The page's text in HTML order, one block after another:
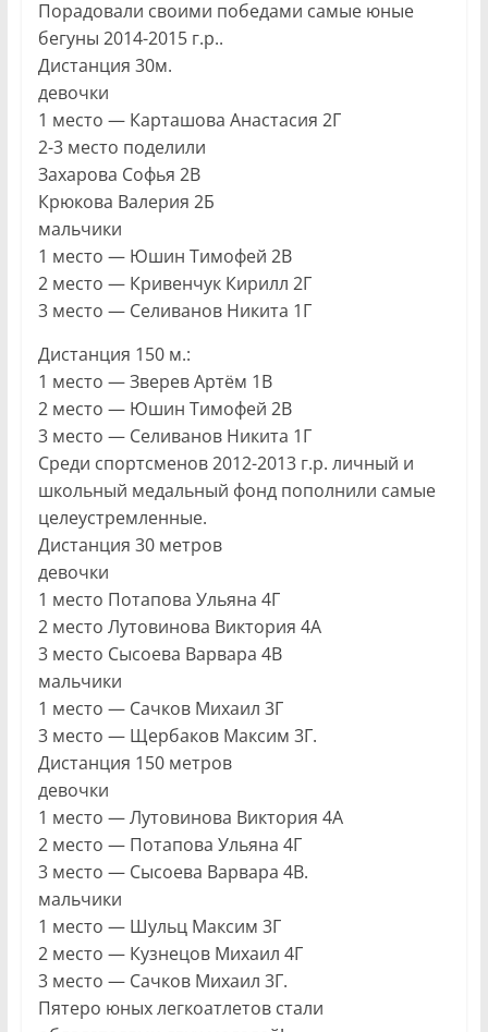
Порадовали своими победами самые юные
бегуны 2014-2015 г.р..
Дистанция 30м.
девочки
1 место — Карташова Анастасия 2Г
2-3 место поделили
Захарова Софья 2В
Крюкова Валерия 2Б
мальчики
1 место — Юшин Тимофей 2В
2 место — Кривенчук Кирилл 2Г
3 место — Селиванов Никита 1Г
Дистанция 150 м.:
1 место — Зверев Артём 1В
2 место — Юшин Тимофей 2В
3 место — Селиванов Никита 1Г
Среди спортсменов 2012-2013 г.р. личный и
школьный медальный фонд пополнили самые
целеустремленные.
Дистанция 30 метров
девочки
1 место Потапова Ульяна 4Г
2 место Лутовинова Виктория 4А
3 место Сысоева Варвара 4В
мальчики
1 место — Сачков Михаил 3Г
3 место — Щербаков Максим 3Г.
Дистанция 150 метров
девочки
1 место — Лутовинова Виктория 4А
2 место — Потапова Ульяна 4Г
3 место — Сысоева Варвара 4В.
мальчики
1 место — Шульц Максим 3Г
2 место — Кузнецов Михаил 4Г
3 место — Сачков Михаил 3Г.
Пятеро юных легкоатлетов стали